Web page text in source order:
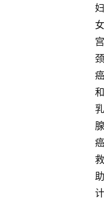
妇
女
宫
颈
癌
和
乳
腺
癌
救
助
计